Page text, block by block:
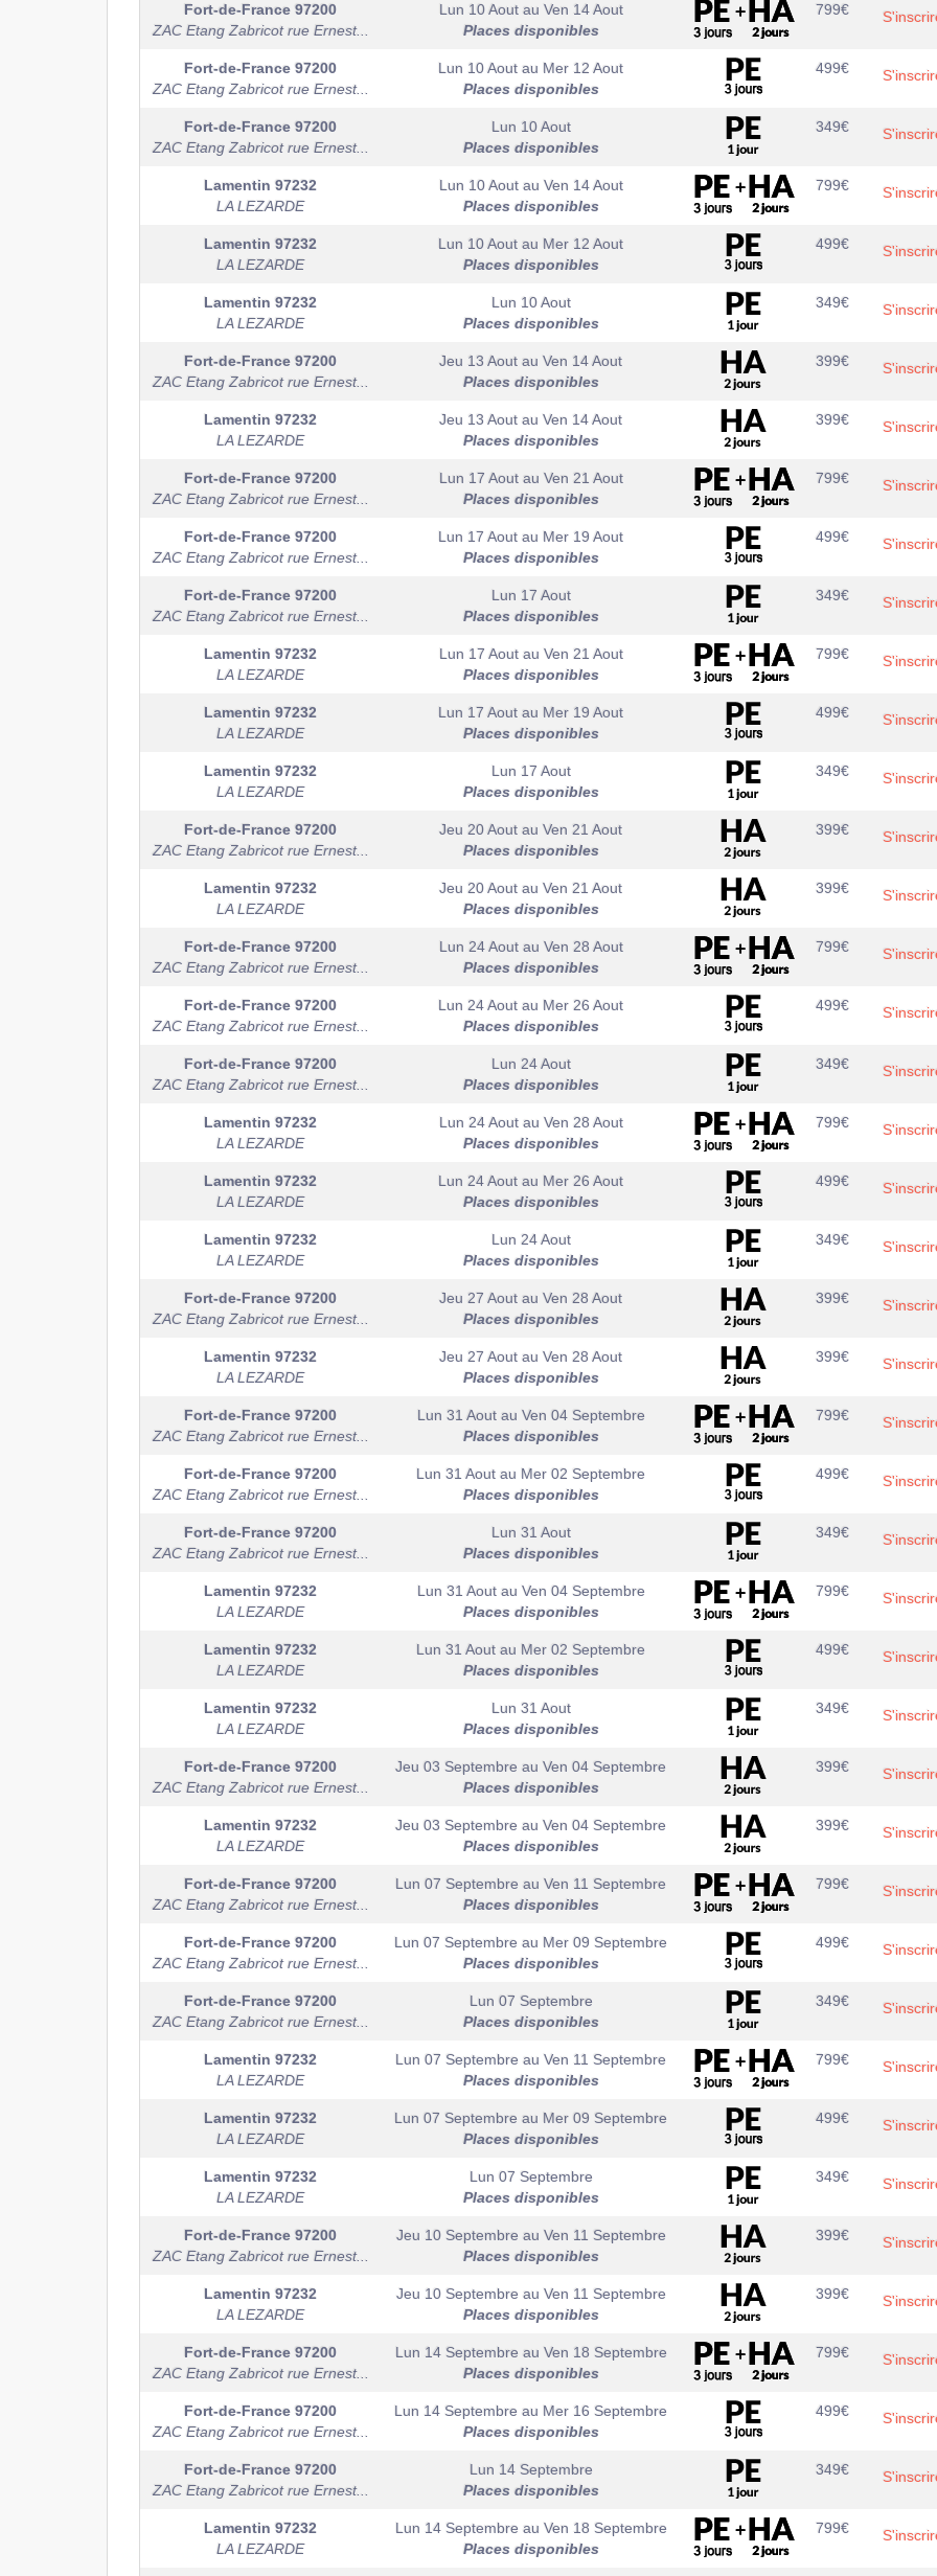
Fort-de-France 97200
ZAC Etang Zabricot rue Ernest...
Lun 10 Aout au Ven 14 Aout
Places disponibles
799€
Fort-de-France 97200
ZAC Etang Zabricot rue Ernest...
Lun 10 Aout au Mer 12 Aout
Places disponibles
499€
Fort-de-France 97200
ZAC Etang Zabricot rue Ernest...
Lun 10 Aout
Places disponibles
349€
Lamentin 97232
LA LEZARDE
Lun 10 Aout au Ven 14 Aout
Places disponibles
799€
Lamentin 97232
LA LEZARDE
Lun 10 Aout au Mer 12 Aout
Places disponibles
499€
Lamentin 97232
LA LEZARDE
Lun 10 Aout
Places disponibles
349€
Fort-de-France 97200
ZAC Etang Zabricot rue Ernest...
Jeu 13 Aout au Ven 14 Aout
Places disponibles
399€
Lamentin 97232
LA LEZARDE
Jeu 13 Aout au Ven 14 Aout
Places disponibles
399€
Fort-de-France 97200
ZAC Etang Zabricot rue Ernest...
Lun 17 Aout au Ven 21 Aout
Places disponibles
799€
Fort-de-France 97200
ZAC Etang Zabricot rue Ernest...
Lun 17 Aout au Mer 19 Aout
Places disponibles
499€
Fort-de-France 97200
ZAC Etang Zabricot rue Ernest...
Lun 17 Aout
Places disponibles
349€
Lamentin 97232
LA LEZARDE
Lun 17 Aout au Ven 21 Aout
Places disponibles
799€
Lamentin 97232
LA LEZARDE
Lun 17 Aout au Mer 19 Aout
Places disponibles
499€
Lamentin 97232
LA LEZARDE
Lun 17 Aout
Places disponibles
349€
Fort-de-France 97200
ZAC Etang Zabricot rue Ernest...
Jeu 20 Aout au Ven 21 Aout
Places disponibles
399€
Lamentin 97232
LA LEZARDE
Jeu 20 Aout au Ven 21 Aout
Places disponibles
399€
Fort-de-France 97200
ZAC Etang Zabricot rue Ernest...
Lun 24 Aout au Ven 28 Aout
Places disponibles
799€
Fort-de-France 97200
ZAC Etang Zabricot rue Ernest...
Lun 24 Aout au Mer 26 Aout
Places disponibles
499€
Fort-de-France 97200
ZAC Etang Zabricot rue Ernest...
Lun 24 Aout
Places disponibles
349€
Lamentin 97232
LA LEZARDE
Lun 24 Aout au Ven 28 Aout
Places disponibles
799€
Lamentin 97232
LA LEZARDE
Lun 24 Aout au Mer 26 Aout
Places disponibles
499€
Lamentin 97232
LA LEZARDE
Lun 24 Aout
Places disponibles
349€
Fort-de-France 97200
ZAC Etang Zabricot rue Ernest...
Jeu 27 Aout au Ven 28 Aout
Places disponibles
399€
Lamentin 97232
LA LEZARDE
Jeu 27 Aout au Ven 28 Aout
Places disponibles
399€
Fort-de-France 97200
ZAC Etang Zabricot rue Ernest...
Lun 31 Aout au Ven 04 Septembre
Places disponibles
799€
Fort-de-France 97200
ZAC Etang Zabricot rue Ernest...
Lun 31 Aout au Mer 02 Septembre
Places disponibles
499€
Fort-de-France 97200
ZAC Etang Zabricot rue Ernest...
Lun 31 Aout
Places disponibles
349€
Lamentin 97232
LA LEZARDE
Lun 31 Aout au Ven 04 Septembre
Places disponibles
799€
Lamentin 97232
LA LEZARDE
Lun 31 Aout au Mer 02 Septembre
Places disponibles
499€
Lamentin 97232
LA LEZARDE
Lun 31 Aout
Places disponibles
349€
Fort-de-France 97200
ZAC Etang Zabricot rue Ernest...
Jeu 03 Septembre au Ven 04 Septembre
Places disponibles
399€
Lamentin 97232
LA LEZARDE
Jeu 03 Septembre au Ven 04 Septembre
Places disponibles
399€
Fort-de-France 97200
ZAC Etang Zabricot rue Ernest...
Lun 07 Septembre au Ven 11 Septembre
Places disponibles
799€
Fort-de-France 97200
ZAC Etang Zabricot rue Ernest...
Lun 07 Septembre au Mer 09 Septembre
Places disponibles
499€
Fort-de-France 97200
ZAC Etang Zabricot rue Ernest...
Lun 07 Septembre
Places disponibles
349€
Lamentin 97232
LA LEZARDE
Lun 07 Septembre au Ven 11 Septembre
Places disponibles
799€
Lamentin 97232
LA LEZARDE
Lun 07 Septembre au Mer 09 Septembre
Places disponibles
499€
Lamentin 97232
LA LEZARDE
Lun 07 Septembre
Places disponibles
349€
Fort-de-France 97200
ZAC Etang Zabricot rue Ernest...
Jeu 10 Septembre au Ven 11 Septembre
Places disponibles
399€
Lamentin 97232
LA LEZARDE
Jeu 10 Septembre au Ven 11 Septembre
Places disponibles
399€
Fort-de-France 97200
ZAC Etang Zabricot rue Ernest...
Lun 14 Septembre au Ven 18 Septembre
Places disponibles
799€
Fort-de-France 97200
ZAC Etang Zabricot rue Ernest...
Lun 14 Septembre au Mer 16 Septembre
Places disponibles
499€
Fort-de-France 97200
ZAC Etang Zabricot rue Ernest...
Lun 14 Septembre
Places disponibles
349€
Lamentin 97232
LA LEZARDE
Lun 14 Septembre au Ven 18 Septembre
Places disponibles
799€